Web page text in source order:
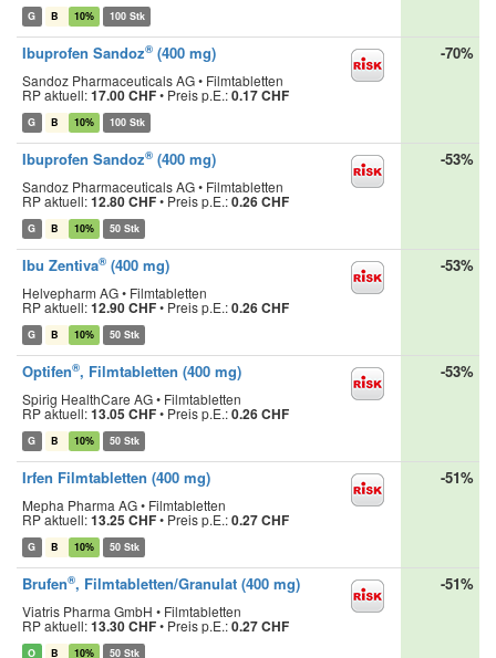
G B 10% 100 Stk
Ibuprofen Sandoz® (400 mg)
Sandoz Pharmaceuticals AG • Filmtabletten
RP aktuell:17.00 CHF• Preis p.E.:0.17 CHF
G B 10% 100 Stk
-70%
Ibuprofen Sandoz® (400 mg)
Sandoz Pharmaceuticals AG • Filmtabletten
RP aktuell:12.80 CHF• Preis p.E.:0.26 CHF
G B 10% 50 Stk
-53%
Ibu Zentiva® (400 mg)
Helvepharm AG • Filmtabletten
RP aktuell:12.90 CHF• Preis p.E.:0.26 CHF
G B 10% 50 Stk
-53%
Optifen®, Filmtabletten (400 mg)
Spirig HealthCare AG • Filmtabletten
RP aktuell:13.05 CHF• Preis p.E.:0.26 CHF
G B 10% 50 Stk
-53%
Irfen Filmtabletten (400 mg)
Mepha Pharma AG • Filmtabletten
RP aktuell:13.25 CHF• Preis p.E.:0.27 CHF
G B 10% 50 Stk
-51%
Brufen®, Filmtabletten/Granulat (400 mg)
Viatris Pharma GmbH • Filmtabletten
RP aktuell:13.30 CHF• Preis p.E.:0.27 CHF
O B 10% 50 Stk
-51%